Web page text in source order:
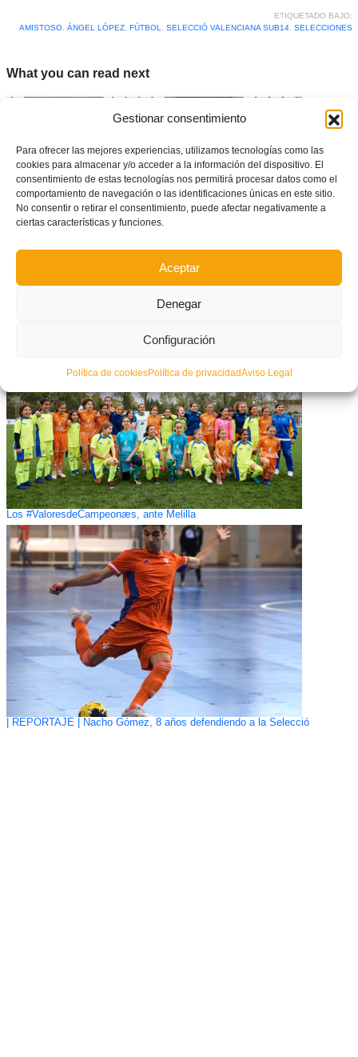
Gestionar consentimiento
Para ofrecer las mejores experiencias, utilizamos tecnologías como las
cookies para almacenar y/o acceder a la información del dispositivo. El
consentimiento de estas tecnologías nos permitirá procesar datos como el
comportamiento de navegación o las identificaciones únicas en este sitio.
No consentir o retirar el consentimiento, puede afectar negativamente a
ciertas características y funciones.
Aceptar
Denegar
Configuración
Política de cookiesPolítica de privacidadAviso Legal
ETIQUETADO BAJO:
AMISTOSO, ÁNGEL LÓPEZ, FÚTBOL SELECCIÓ VALENCIANA SUB14, SELECCIONES
What you can read next
Los #ValoresdeCampeonæs, ante Melilla
| REPORTAJE | Nacho Gómez, 8 años defendiendo a la Selecció